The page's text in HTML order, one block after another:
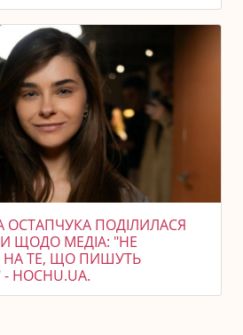
ОСТАПЧУКА ПОДІЛИЛАСЯ
ЩОДО МЕДІА: "НЕ
НА ТЕ, ЩО ПИШУТЬ
HOCHU.UA.